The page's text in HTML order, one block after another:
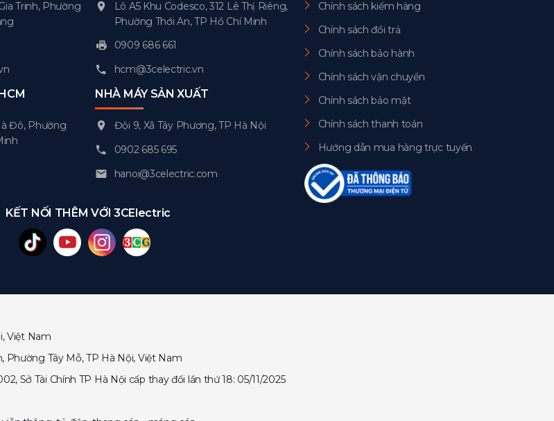
Trinh, Phường
Đô, Phường
Lô A5 Khu Codesco, 312 Lê Thị Riêng,
Phường Thới An, TP Hồ Chí Minh
0909 686 661
hcm@3celectric.vn
NHÀ MÁY SẢN XUẤT
Đội 9, Xã Tây Phương, TP Hà Nội
0902 685 695
hanoi@3celectric.com
Chính sách kiểm hàng
Chính sách đổi trả
Chính sách bảo hành
Chính sách vận chuyển
Chính sách bảo mật
Chính sách thanh toán
Hướng dẫn mua hàng trực tuyến
KẾT NỐI THÊM VỚI 3CElectric
Việt Nam
Phường Tây Mỗ, TP Hà Nội, Việt Nam
Sở Tài Chính TP Hà Nội cấp thay đổi lần thứ 18: 05/11/2025